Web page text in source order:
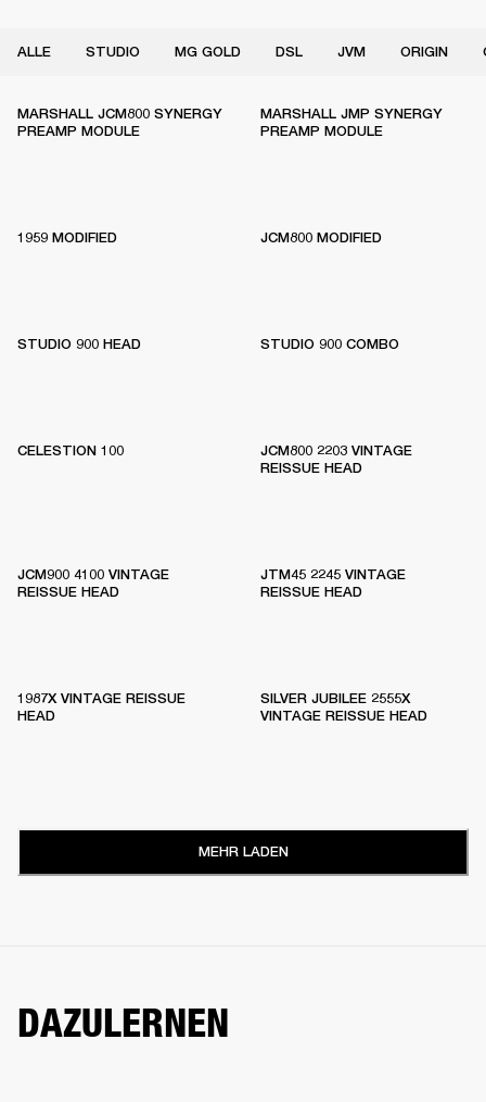
ALLE STUDIO MG GOLD DSL JVM ORIGIN
MARSHALL JCM800 SYNERGY
PREAMP MODULE
MARSHALL JMP SYNERGY
PREAMP MODULE
1959 MODIFIED JCM800 MODIFIED
STUDIO 900 HEAD STUDIO 900 COMBO
CELESTION 100
JCM800 2203 VINTAGE
REISSUE HEAD
JCM900 4100 VINTAGE
REISSUE HEAD
JTM45 2245 VINTAGE
REISSUE HEAD
1987X VINTAGE REISSUE
HEAD
SILVER JUBILEE 2555X
VINTAGE REISSUE HEAD
MEHR LADEN
DAZULERNEN